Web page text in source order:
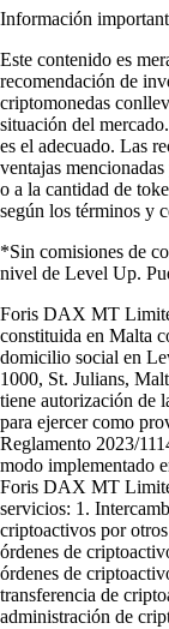
Información
Este contenido es
recomendación de
criptomonedas
situación del
es el adecuado. Las
ventajas
o a la cantidad de
según los términos y
*Sin comisiones de
nivel de Level Up.
Foris DAX MT
constituida en Malta
domicilio social en
1000, St. Julians,
tiene autorización de
para ejercer como
Reglamento 2023/
modo implementado
Foris DAX MT
servicios: 1.
criptoactivos por
órdenes de
órdenes de
transferencia de
administración de